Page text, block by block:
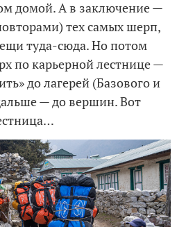
домой. А в заключение —
тех самых шерп,
туда-сюда. Но потом
по карьерной лестнице —
до лагерей (Базового и
— до вершин. Вот